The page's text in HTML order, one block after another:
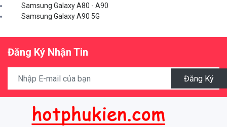
Samsung Galaxy A80 - A90
Samsung Galaxy A90 5G
Đăng Ký Nhận Tin
Đăng Ký